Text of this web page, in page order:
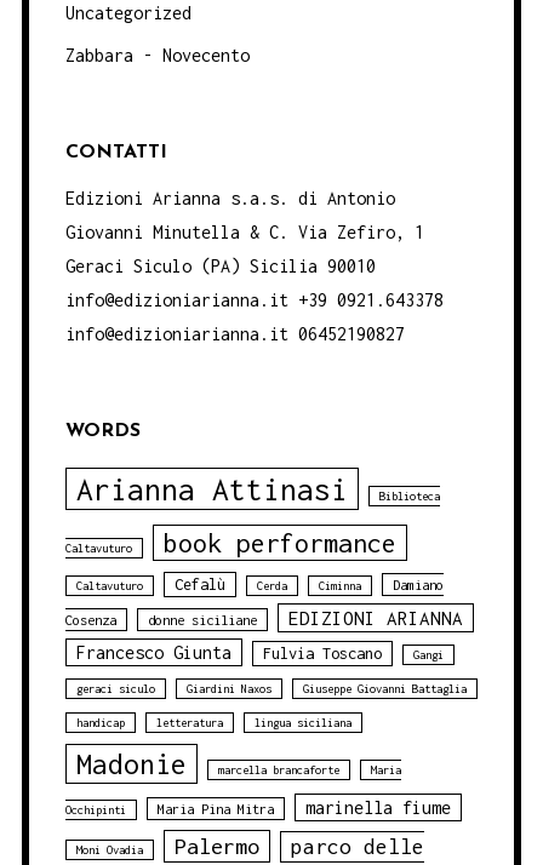
Uncategorized
Zabbara - Novecento
CONTATTI
Edizioni Arianna s.a.s. di Antonio
Giovanni Minutella & C. Via Zefiro, 1
Geraci Siculo (PA) Sicilia 90010
info@edizioniarianna.it +39 0921.643378
info@edizioniarianna.it 06452190827
WORDS
Arianna Attinasi Biblioteca
Caltavuturo book performance
Caltavuturo Cefalù Cerda Ciminna Damiano
Cosenza donne siciliane EDIZIONI ARIANNA
Francesco Giunta Fulvia Toscano Gangi
geraci siculo Giardini Naxos Giuseppe Giovanni Battaglia
handicap letteratura lingua siciliana
Madonie marcella brancaforte Maria
Occhipinti Maria Pina Mitra marinella fiume
Moni Ovadia Palermo parco delle